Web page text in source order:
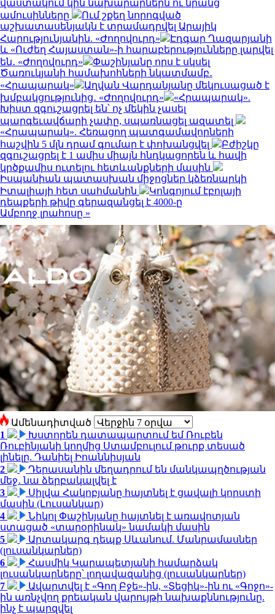
վաստակում կին նախարարներն ու նրանց
ամուսինները
Ում շքեղ նորոգված
աշխատասենյակն է տրամադրվել Արայիկ
Հարությունյանին. «Ժողովուրդ»
Էդգար Ղազարյանի
և «Ուժեղ Հայաստան»-ի հարաբերությունները լարվել
են․ «Ժողովուրդ»
Փաշինյանը որս է սկսել
Ծառուկյանի համախոհների նկատմամբ․
«Հրապարակ»
Աղվան Վարդանյանը մեկուսացած է
խմբակցությունից․ «Ժողովուրդ»
«Հրապարակ».
Խիստ զգուշացրել են՝ ոչ մեկին չասել
պարգեւավճարի չափը, սպառնացել ազատել
«Հրապարակ». Հեռացող պատգամավորների
հաշվին 5 մլն դրամ գումար է փոխանցվել
Բժիշկը
զգուշացրել է 1 ամիս միայն հնդկացորեն և հավի
կրծքամիս ուտելու հետևանքների մասին
Իսպանիան պատասխան միջոցներ կձեռնարկի
Իտալիայի հետ սահմանին
Կոնգոյում էբոլայի
դեպքերի թիվը գերազանցել է 4000-ը
Ամբողջ լրահոսը »
Ամենադիտված
1
Խստորեն դատապարտում եմ Ռուբեն
Ռուբինյանի կողմից Ստամբուլում թուրք տեսած
լինելը. Դանիել Իոաննիսյան
2
Դերասանին մեղադրում են մանկապղծության
մեջ․ նա ձերբակալվել է
3
Սիլվա Հակոբյանը հայտնել է ցավալի կորստի
մասին (Լուսանկար)
4
Նիկոլ Փաշինյանը հայտնել է առավոտյան
ստացած «տարօրինակ» նամակի մասին
5
Արտակարգ դեպք Սևանում. Մանրամասներ
(լուսանկարներ)
6
Հասմիկ Կարապետյանի համարձակ
լուսանկարները՝ լողավազանից (լուսանկարներ)
7
Ավարտվել է «Գող Բջե»-ին, «Տեցիկ»-ին ու «Գոջո»-
ին առնչվող քրեական վարույթի նախաքննությունը.
ինչ է պարզվել